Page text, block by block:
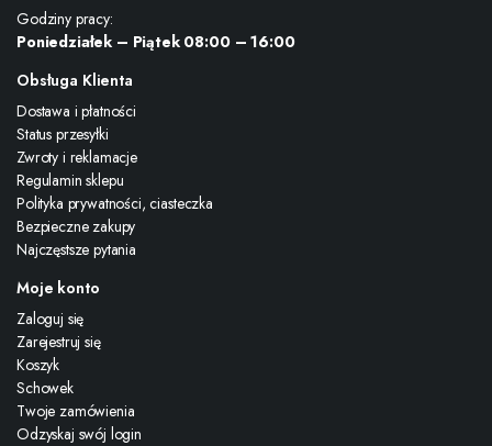
Godziny pracy:
Poniedziałek – Piątek 08:00 – 16:00
Obsługa Klienta
Dostawa i płatności
Status przesyłki
Zwroty i reklamacje
Regulamin sklepu
Polityka prywatności, ciasteczka
Bezpieczne zakupy
Najczęstsze pytania
Moje konto
Zaloguj się
Zarejestruj się
Koszyk
Schowek
Twoje zamówienia
Odzyskaj swój login